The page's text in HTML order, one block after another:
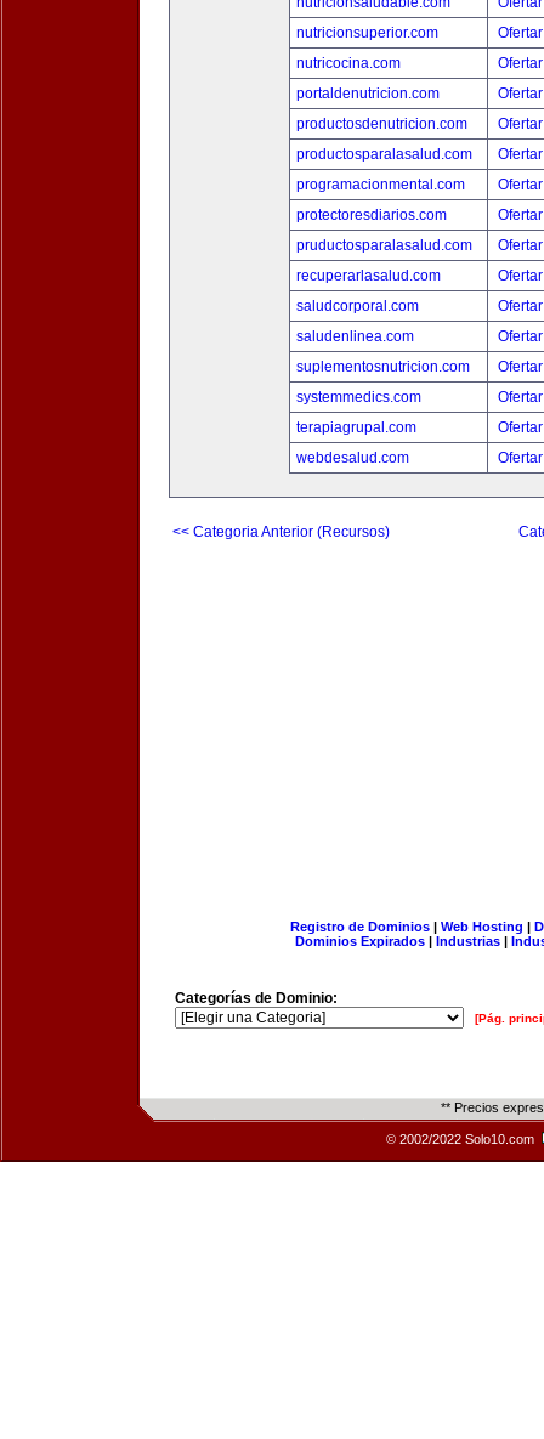
nutricionsuperior.com
nutricocina.com
portaldenutricion.com
productosdenutricion.com
productosparalasalud.com
programacionmental.com
protectoresdiarios.com
pruductosparalasalud.com
recuperarlasalud.com
saludcorporal.com
saludenlinea.com
suplementosnutricion.com
systemmedics.com
terapiagrupal.com
webdesalud.com
<< Categoria Anterior (Recursos)
Registro de Dominios| Web Hosting |
Dominios Expirados | Industrias |
Categorías de Dominio:
[Pág.
** Precios
© 2002/2022 Solo10.com